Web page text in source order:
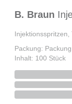
B. Braun
Injektionsspritzen,
Packung: Packung
Inhalt: 100 Stück